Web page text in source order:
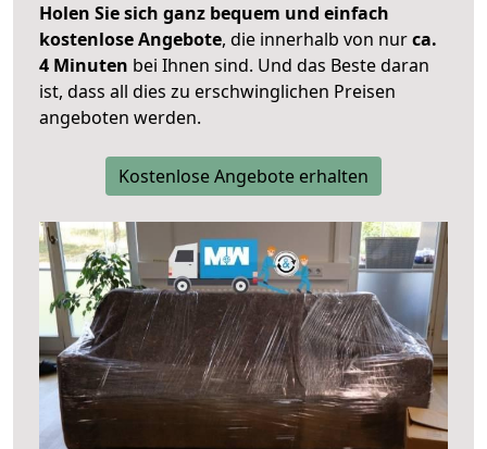
Holen Sie sich ganz bequem und einfach
kostenlose Angebote, die innerhalb von nurca.
4 Minuten bei Ihnen sind. Und das Beste daran
ist, dass all dies zu erschwinglichen Preisen
angeboten werden.
Kostenlose Angebote erhalten